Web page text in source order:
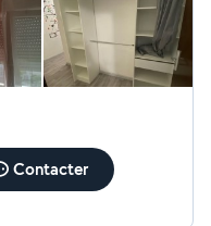
Contacter